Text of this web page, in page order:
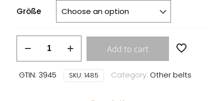
Größe
Leopardenmuster
lila
Add to cart
GTIN: 3945 SKU: 1485 Category: Other belts